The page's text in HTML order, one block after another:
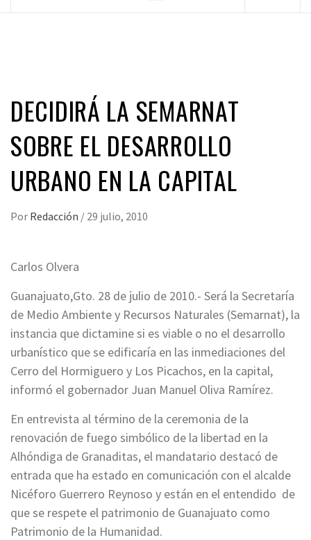
DECIDIRÁ LA SEMARNAT
SOBRE EL DESARROLLO
URBANO EN LA CAPITAL
Por Redacción / 29 julio, 2010
Carlos Olvera
Guanajuato,Gto. 28 de julio de 2010.- Será la Secretaría
de Medio Ambiente y Recursos Naturales (Semarnat), la
instancia que dictamine si es viable o no el desarrollo
urbanístico que se edificaría en las inmediaciones del
Cerro del Hormiguero y Los Picachos, en la capital,
informó el gobernador Juan Manuel Oliva Ramírez.
En entrevista al término de la ceremonia de la
renovación de fuego simbólico de la libertad en la
Alhóndiga de Granaditas, el mandatario destacó de
entrada que ha estado en comunicación con el alcalde
Nicéforo Guerrero Reynoso y están en el entendido de
que se respete el patrimonio de Guanajuato como
Patrimonio de la Humanidad.